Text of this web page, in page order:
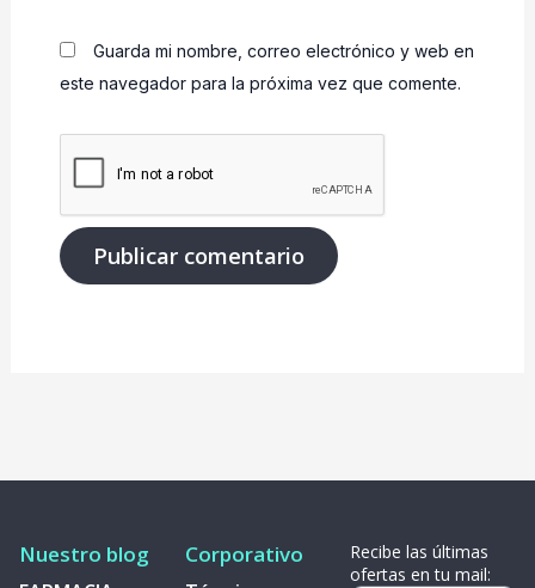
Guarda mi nombre, correo electrónico y web en
este navegador para la próxima vez que comente.
Nuestro blog Corporativo
Recibe las últimas
ofertas en tu mail: